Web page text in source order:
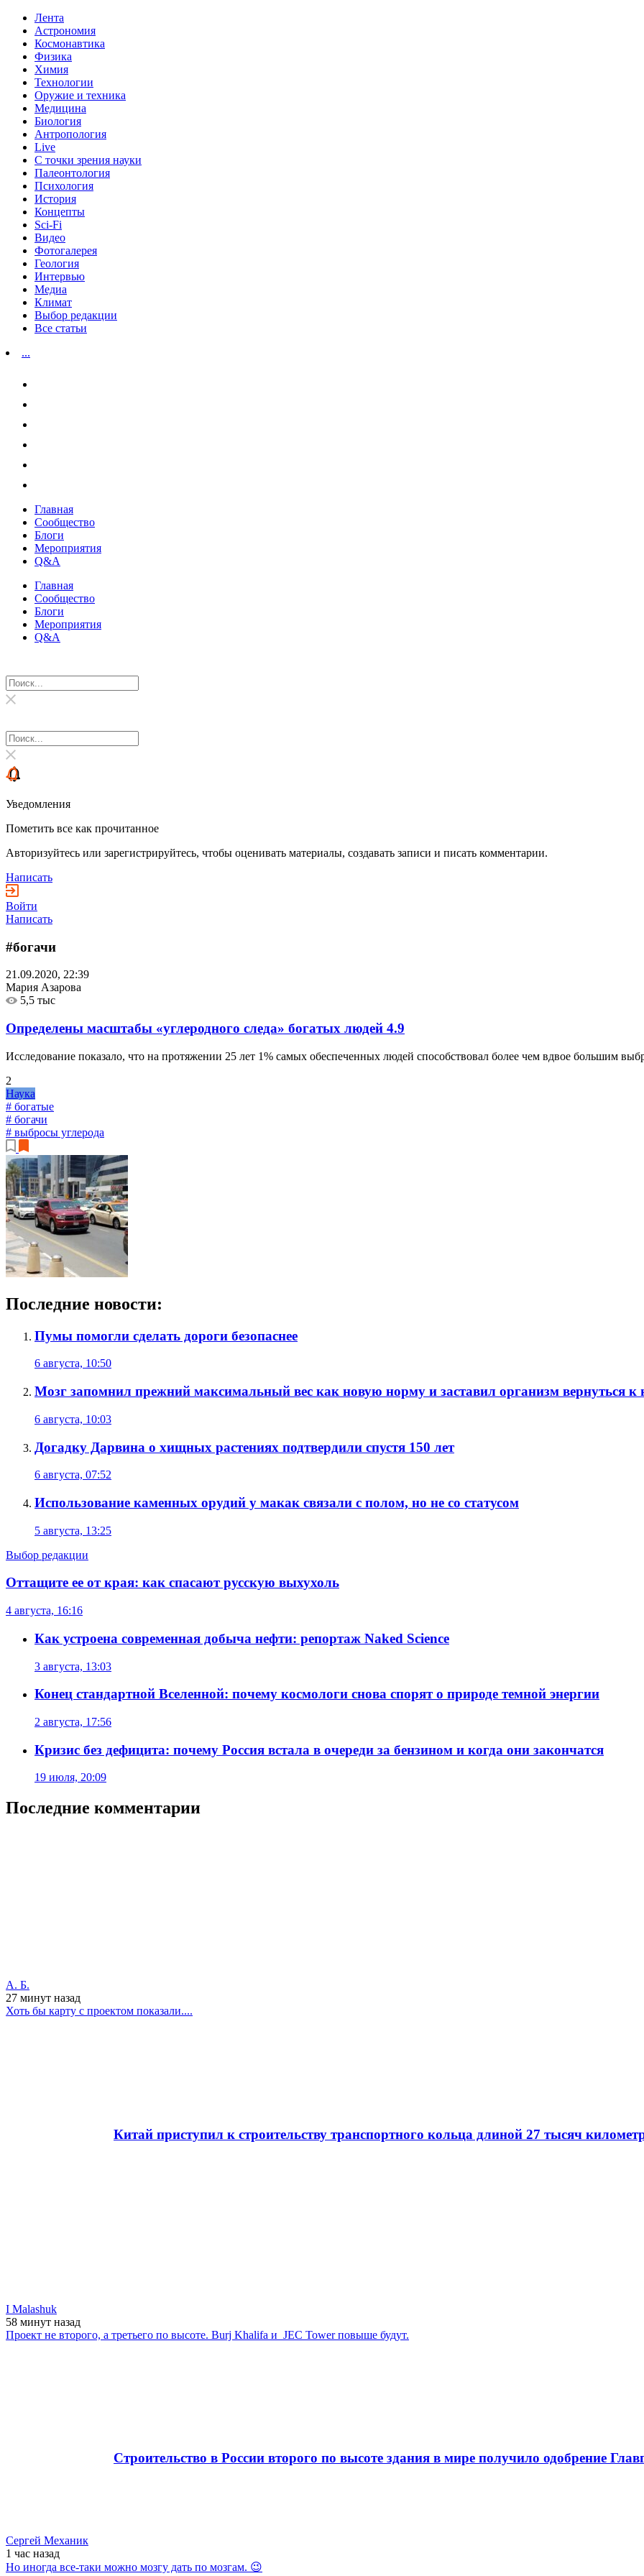
Лента
Астрономия
Космонавтика
Физика
Химия
Технологии
Оружие и техника
Медицина
Биология
Антропология
Live
С точки зрения науки
Палеонтология
Психология
История
Концепты
Sci-Fi
Видео
Фотогалерея
Геология
Интервью
Медиа
Климат
Выбор редакции
Все статьи
...
Главная
Сообщество
Блоги
Мероприятия
Q&A
Главная
Сообщество
Блоги
Мероприятия
Q&A
Уведомления
Пометить все как прочитанное
Авторизуйтесь или зарегистрируйтесь, чтобы оценивать материалы, создавать записи и писать комментарии.
Написать
Войти
Написать
#богачи
21.09.2020, 22:39
Мария Азарова
5,5 тыс
Определены масштабы «углеродного следа» богатых людей 4.9
Исследование показало, что на протяжении 25 лет 1% самых обеспеченных людей способствовал более чем вдвое большим
2
Наука
# богатые
# богачи
# выбросы углерода
Последние новости:
Пумы помогли сделать дороги безопаснее
6 августа, 10:50
Мозг запомнил прежний максимальный вес как новую норму и заставил организм вернуться к
6 августа, 10:03
Догадку Дарвина о хищных растениях подтвердили спустя 150 лет
6 августа, 07:52
Использование каменных орудий у макак связали с полом, но не со статусом
5 августа, 13:25
Выбор редакции
Оттащите ее от края: как спасают русскую выхухоль
4 августа, 16:16
Как устроена современная добыча нефти: репортаж Naked Science
3 августа, 13:03
Конец стандартной Вселенной: почему космологи снова спорят о природе темной энергии
2 августа, 17:56
Кризис без дефицита: почему Россия встала в очереди за бензином и когда они закончатся
19 июля, 20:09
Последние комментарии
А. Б.
27 минут назад
Хоть бы карту с проектом показали....
Китай приступил к строительству транспортного кольца длиной 27 тысяч
I Malashuk
58 минут назад
Проект не второго, а третьего по высоте. Burj Khalifa и JEC Tower повыше будут.
Строительство в России второго по высоте здания в мире получило одобрение
Сергей Механик
1 час назад
Но иногда все-таки можно мозгу дать по мозгам. 😉